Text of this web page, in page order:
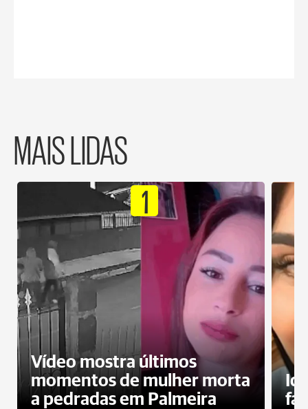
MAIS LIDAS
1
Vídeo mostra últimos
momentos de mulher morta
a pedradas em Palmeira